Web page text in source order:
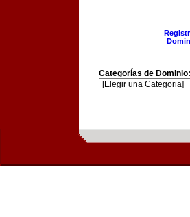
Categorías de Dominio: